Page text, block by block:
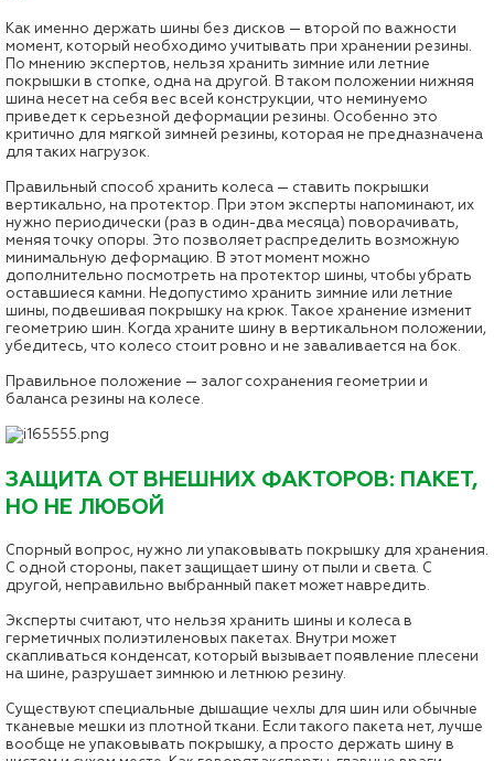
Как именно держать шины без дисков — второй по важности
момент, который необходимо учитывать при хранении резины.
По мнению экспертов, нельзя хранить зимние или летние
покрышки в стопке, одна на другой. В таком положении нижняя
шина несет на себя вес всей конструкции, что неминуемо
приведет к серьезной деформации резины. Особенно это
критично для мягкой зимней резины, которая не предназначена
для таких нагрузок.
Правильный способ хранить колеса — ставить покрышки
вертикально, на протектор. При этом эксперты напоминают, их
нужно периодически (раз в один-два месяца) поворачивать,
меняя точку опоры. Это позволяет распределить возможную
минимальную деформацию. В этот момент можно
дополнительно посмотреть на протектор шины, чтобы убрать
оставшиеся камни. Недопустимо хранить зимние или летние
шины, подвешивая покрышку на крюк. Такое хранение изменит
геометрию шин. Когда храните шину в вертикальном положении,
убедитесь, что колесо стоит ровно и не заваливается на бок.
Правильное положение — залог сохранения геометрии и
баланса резины на колесе.
ЗАЩИТА ОТ ВНЕШНИХ ФАКТОРОВ: ПАКЕТ,
НО НЕ ЛЮБОЙ
Спорный вопрос, нужно ли упаковывать покрышку для хранения.
С одной стороны, пакет защищает шину от пыли и света. С
другой, неправильно выбранный пакет может навредить.
Эксперты считают, что нельзя хранить шины и колеса в
герметичных полиэтиленовых пакетах. Внутри может
скапливаться конденсат, который вызывает появление плесени
на шине, разрушает зимнюю и летнюю резину.
Существуют специальные дышащие чехлы для шин или обычные
тканевые мешки из плотной ткани. Если такого пакета нет, лучше
вообще не упаковывать покрышку, а просто держать шину в